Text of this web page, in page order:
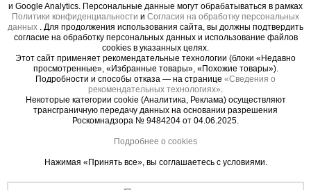
проходит в узкие проёмы, коридоры и тротуары,
не создавая помех вокруг. Прочная стальная
конструкция из труб диаметром 42 мм с
усиленным полимерным покрытием защищена от
коррозии и механических повреждений,
обеспечивая долговечность даже при
интенсивной эксплуатации.
Вышка оснащена винтовыми домкратами для
и надёжными ограждениями для максимальной
безопасности. Четыре обрезиненных колеса
позволяют легко перемещать конструкцию по
и Google Analytics. Персональные данные могут обрабатываться в рамках
Политики конфиденциальности и Согласия на обработку персональных
данных . Для продолжения использования сайта, вы должны подтвердить
согласие на обработку персональных данных и использование файлов
cookies в указанных целях.
Этот сайт применяет рекомендательные технологии (блоки «Недавно
просмотренные», «Избранные товары», «Похожие товары»).
Подробности и способы отказа — на странице «Сведения о
рекомендательных технологиях».
Некоторые категории cookie (Аналитика, Реклама) осуществляют
трансграничную передачу данных на основании разрешения
Роскомнадзора № 9484204 от 04.06.2025.
Подробнее о cookies
Нажимая «Принять все», вы соглашаетесь с условиями.